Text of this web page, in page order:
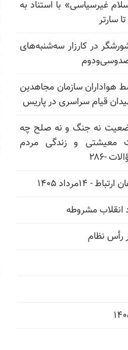
غیرسیاسی» با استناد به
سارتر
در کارزار سه‌شنبه‌های
صدوسی‌و‌دوم
هواداران سازمان مجاهدین
قیام سراسری در پاریس
نه جنگ و نه صلح چه
معیشتی و زندگی مردم
-۲۸۶
۱۴مرداد ۱۴۰۵
رأس نظام